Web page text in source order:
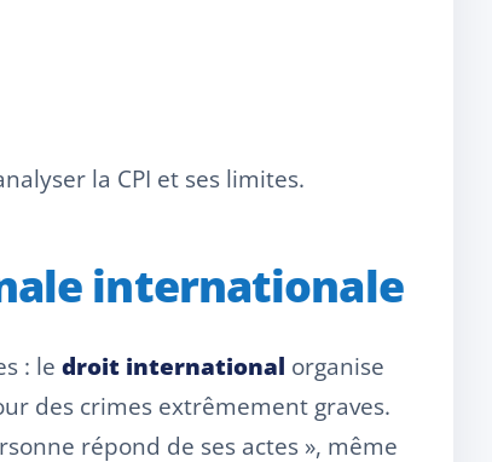
la CPI et ses limites.
internationale
: le droit international organise
des crimes extrêmement graves.
répond de ses actes », même